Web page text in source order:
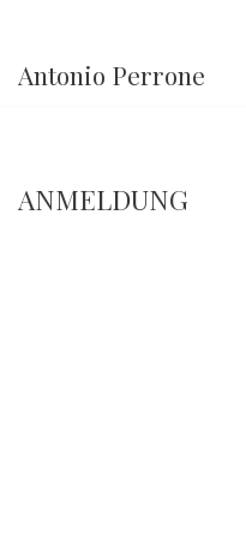
Vai
Antonio Perrone
ANMELDUNG